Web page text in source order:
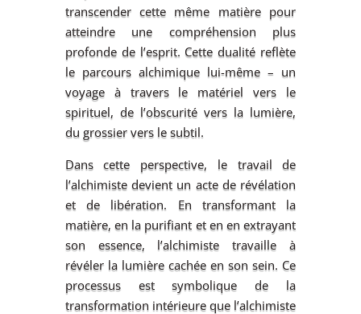
transcender cette même matière pour
atteindre une compréhension plus
profonde de l’esprit. Cette dualité reflète
le parcours alchimique lui-même – un
voyage à travers le matériel vers le
spirituel, de l’obscurité vers la lumière,
du grossier vers le subtil.
Dans cette perspective, le travail de
l’alchimiste devient un acte de révélation
et de libération. En transformant la
matière, en la purifiant et en en extrayant
son essence, l’alchimiste travaille à
révéler la lumière cachée en son sein. Ce
processus est symbolique de la
transformation intérieure que l’alchimiste